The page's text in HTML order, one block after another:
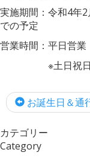
実施期間：令和4年
での予定
営業時間：平日営
※土日祝日は平
お誕生日＆通
カテゴリー
Category